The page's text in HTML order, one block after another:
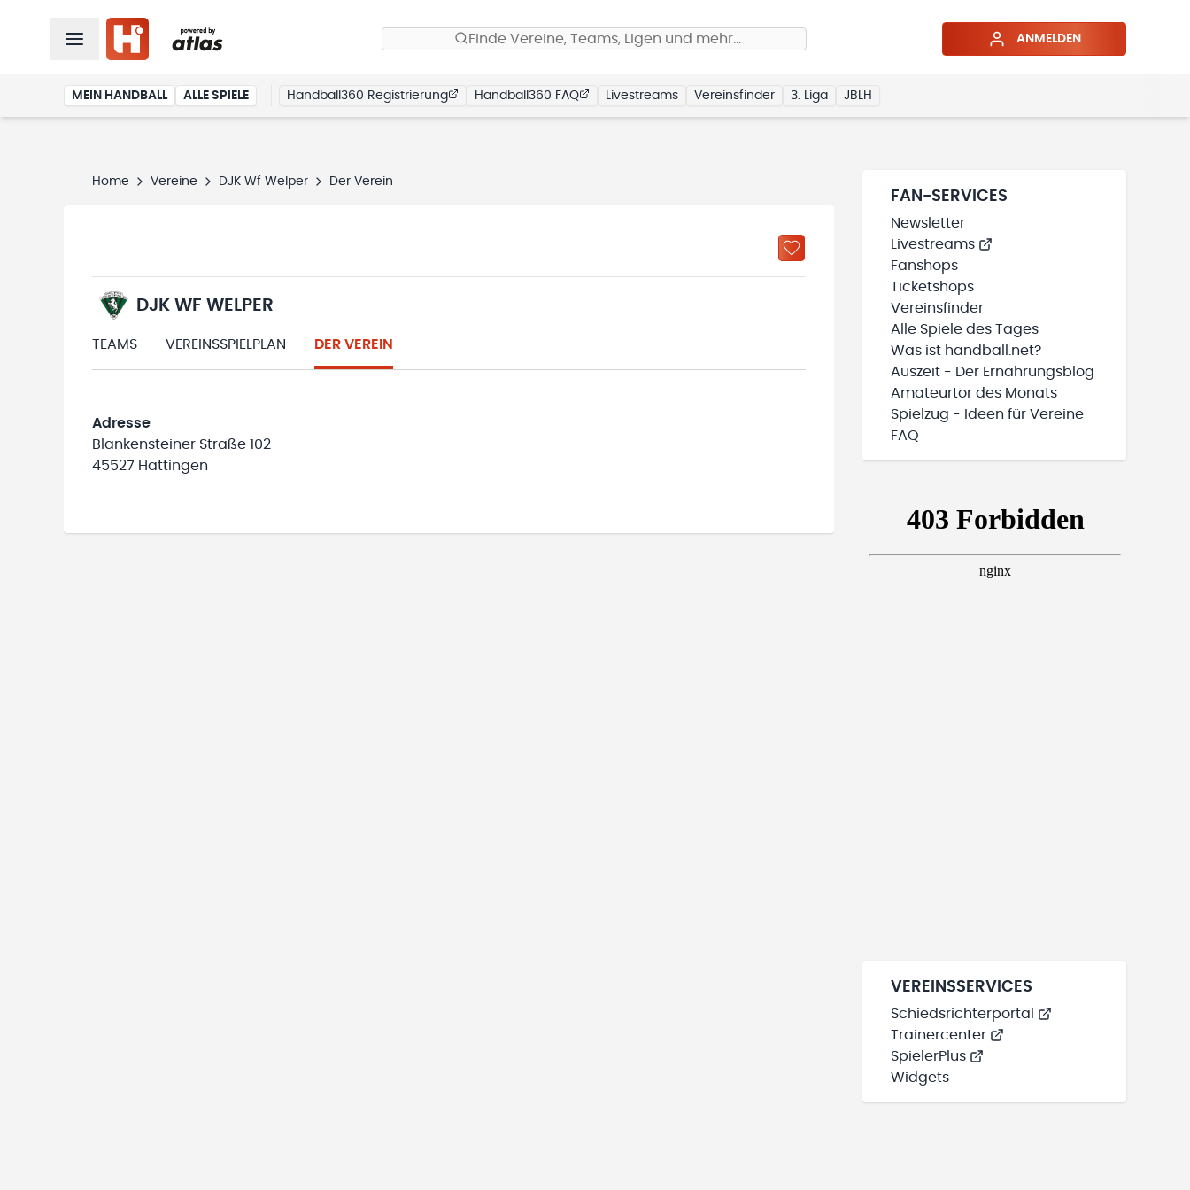
Finde Vereine, Teams, Ligen und mehr… ANMELDEN
MEIN HANDBALL ALLE SPIELE Handball360 Registrierung Handball360 FAQ Livestreams Vereinsfinder 3. Liga JBLH
Home Vereine DJK Wf Welper Der Verein
DJK WF WELPER
TEAMS VEREINSSPIELPLAN DER VEREIN
Adresse
Blankensteiner Straße 102
45527 Hattingen
FAN-SERVICES
Newsletter
Livestreams
Fanshops
Ticketshops
Vereinsfinder
Alle Spiele des Tages
Was ist handball.net?
Auszeit - Der Ernährungsblog
Amateurtor des Monats
Spielzug - Ideen für Vereine
FAQ
VEREINSSERVICES
Schiedsrichterportal
Trainercenter
SpielerPlus
Widgets